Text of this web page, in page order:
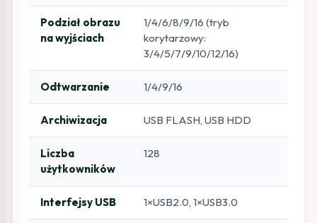
Podział obrazu
na wyjściach
1/4/6/8/9/16 (tryb
korytarzowy:
3/4/5/7/9/10/12/16)
Odtwarzanie 1/4/9/16
Archiwizacja USB FLASH, USB HDD
Liczba
użytkowników
128
Interfejsy USB 1×USB2.0, 1×USB3.0